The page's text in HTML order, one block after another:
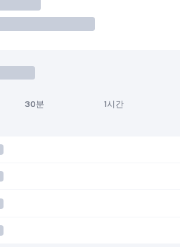
30분 1시간